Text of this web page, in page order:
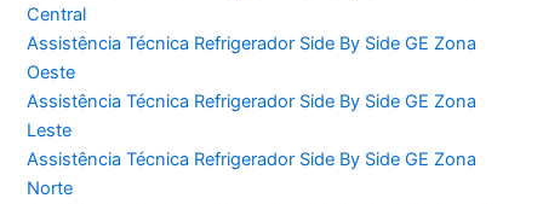
Central
Assistência Técnica Refrigerador Side By Side GE Zona
Oeste
Assistência Técnica Refrigerador Side By Side GE Zona
Leste
Assistência Técnica Refrigerador Side By Side GE Zona
Norte